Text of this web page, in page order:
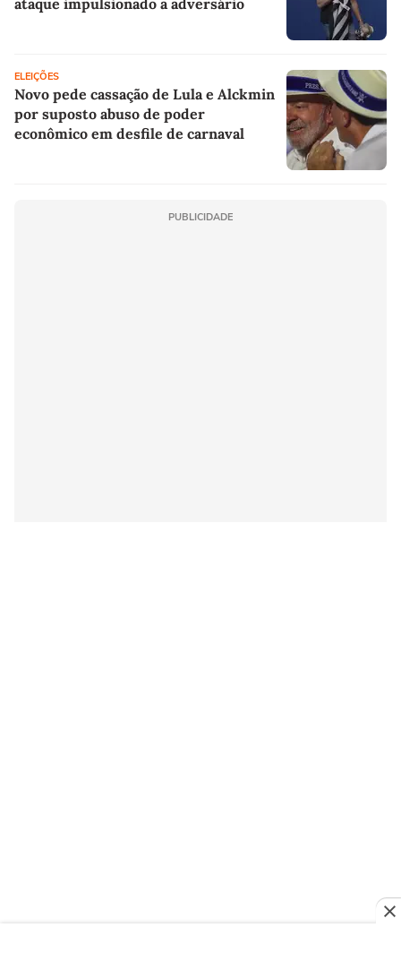
ataque impulsionado a adversário
ELEIÇÕES
Novo pede cassação de Lula e Alckmin
por suposto abuso de poder
econômico em desfile de carnaval
PUBLICIDADE